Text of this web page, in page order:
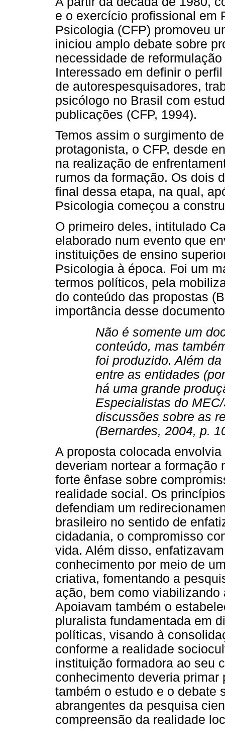
e o exercício profissional em
Psicologia (CFP) promoveu
iniciou amplo debate sobre
necessidade de
Interessado em definir o
de autorespesquisadores,
psicólogo no Brasil com
publicações (CFP, 1994).
Temos assim o surgimento
protagonista, o CFP, desde
na realização de
rumos da formação. Os dois
final dessa etapa, na qual,
Psicologia começou a
O primeiro deles, intitulado
elaborado num evento que
instituições de ensino
Psicologia à época. Foi um
termos políticos, pela
do conteúdo das propostas
importância desse
Não é somente um
conteúdo, mas
foi produzido. Além
entre as entidades
há uma grande
Especialistas do
discussões sobre as
(Bernardes, 2004, p.
A proposta colocada
deveriam nortear a
forte ênfase sobre
realidade social. Os
defendiam um
brasileiro no sentido de
cidadania, o compromisso
vida. Além disso,
conhecimento por meio de
criativa, fomentando a
ação, bem como
Apoiavam também o
pluralista fundamentada em
políticas, visando à
conforme a realidade
instituição formadora ao seu
conhecimento deveria
também o estudo e o debate
abrangentes da pesquisa
compreensão da realidade